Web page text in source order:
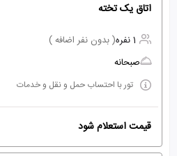
اتاق یک تخته
1 نفره
( بدون نفر اضافه )
صبحانه
تور با احتساب حمل و نقل و خدمات
قیمت استعلام شود